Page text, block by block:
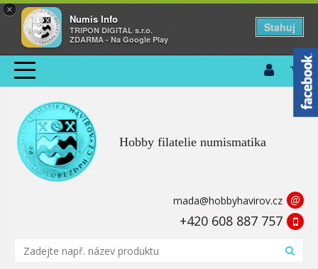
×
Numis Info
TRIPON DIGITAL s.r.o.
ZDARMA - Na Google Play
Stahuj
Hobby filatelie numismatika
mada@hobbyhavirov.cz @
+420 608 887 757